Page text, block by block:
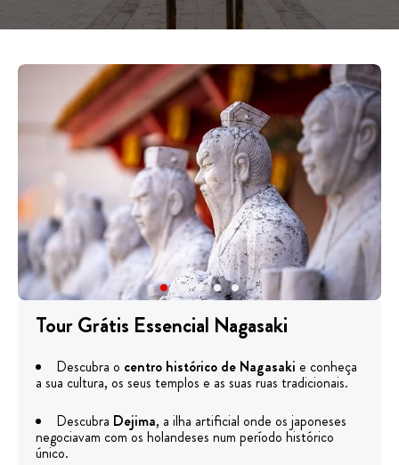
Tour Grátis Essencial Nagasaki
Descubra o centro histórico de Nagasaki e conheça
a sua cultura, os seus templos e as suas ruas tradicionais.
Descubra Dejima, a ilha artificial onde os japoneses
negociavam com os holandeses num período histórico
único.